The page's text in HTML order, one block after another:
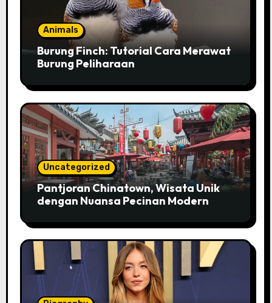
Animals
Burung Finch: Tutorial Cara Merawat
Burung Peliharaan
Uncategorized
Pantjoran Chinatown, Wisata Unik
dengan Nuansa Pecinan Modern